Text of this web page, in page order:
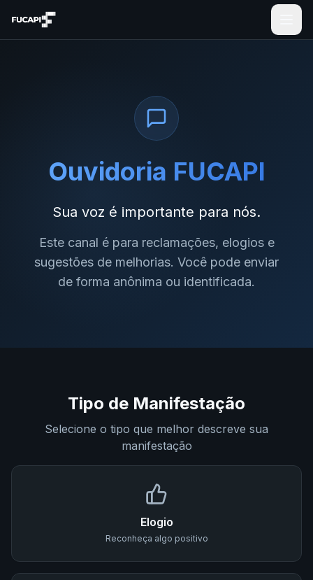
Ouvidoria FUCAPI
Sua voz é importante para nós.
Este canal é para reclamações, elogios e
sugestões de melhorias. Você pode enviar
de forma anônima ou identificada.
Tipo de Manifestação
Selecione o tipo que melhor descreve sua
manifestação
Elogio
Reconheça algo positivo